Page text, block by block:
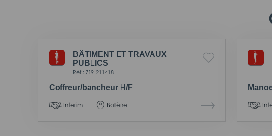
BÂTIMENT ET TRAVAUX
PUBLICS
Réf : Z19-211418
Coffreur/bancheur H/F
Interim Bollène